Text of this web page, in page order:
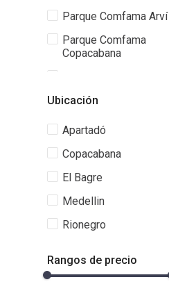
Parque Comfama Arví
Parque Comfama
Copacabana
Estrella
Parque Comfama La
Morelia
Parque Comfama La
Samaria
Parque Comfama
Parque Comfama
Zungo
Ubicación
Apartadó
Copacabana
El Bagre
Medelli­n
Rionegro
Rangos de precio